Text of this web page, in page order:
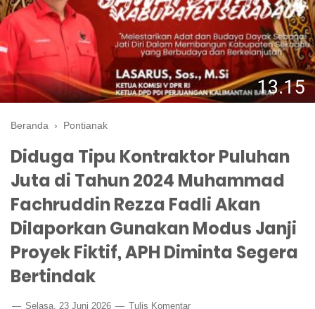
Beranda › Pontianak
Diduga Tipu Kontraktor Puluhan
Juta di Tahun 2024 Muhammad
Fachruddin Rezza Fadli Akan
Dilaporkan Gunakan Modus Janji
Proyek Fiktif, APH Diminta Segera
Bertindak
Selasa, 23 Juni 2026 Tulis Komentar